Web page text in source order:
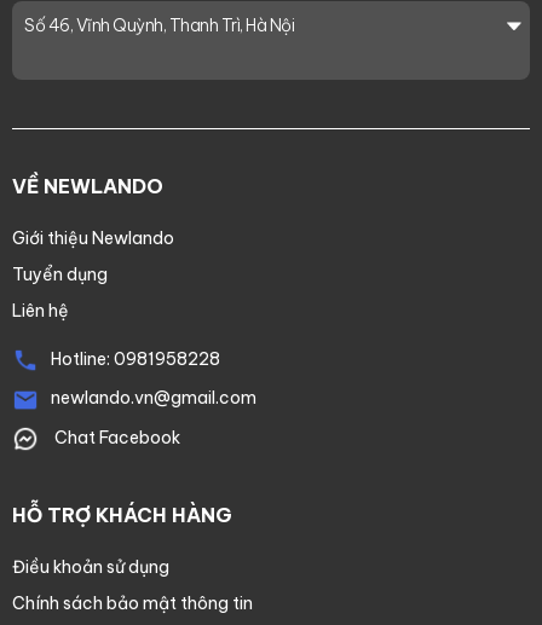
Số 46, Vĩnh Quỳnh, Thanh Trì, Hà Nội
VỀ NEWLANDO
Giới thiệu Newlando
Tuyển dụng
Liên hệ
Hotline: 0981958228
newlando.vn@gmail.com
Chat Facebook
HỖ TRỢ KHÁCH HÀNG
Điều khoản sử dụng
Chính sách bảo mật thông tin